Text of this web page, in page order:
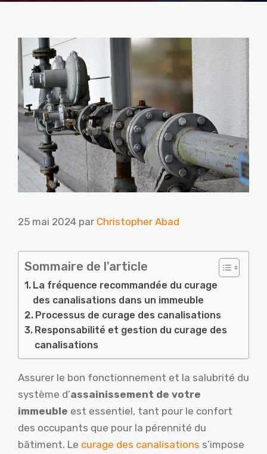
25 mai 2024 par Christopher Abad
Sommaire de l'article
La fréquence recommandée du curage
des canalisations dans un immeuble
Processus de curage des canalisations
Responsabilité et gestion du curage des
canalisations
Assurer le bon fonctionnement et la salubrité du
système d’assainissement de votre
immeuble est essentiel, tant pour le confort
des occupants que pour la pérennité du
bâtiment. Le curage des canalisations s’impose